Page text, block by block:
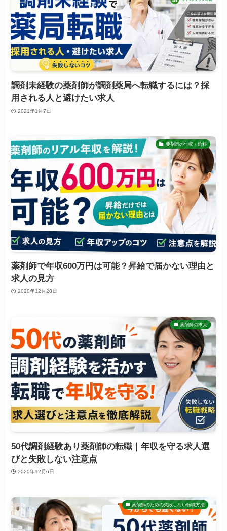
調剤未経験の薬剤師が調剤薬局へ転職するには？採
用される人と避けたい求人
2021年1月7日
薬剤師の年収・給料
薬剤師で年収600万円は可能？昇給で届かない理由と
求人の見方
2020年12月20日
薬剤師の求人
50代調剤経験あり薬剤師の転職｜年収を守る求人選
びと失敗しない注意点
2020年12月6日
薬剤師のための失敗しない転職方法